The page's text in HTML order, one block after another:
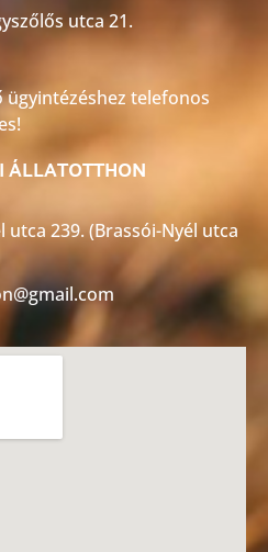
utca 21.
telefonos
ÁLLATOTTHON
utca 239. (Brassói-Nyél utca